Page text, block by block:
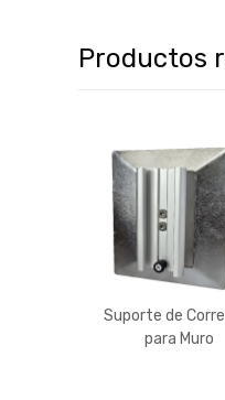
Productos
Suporte de
para Muro